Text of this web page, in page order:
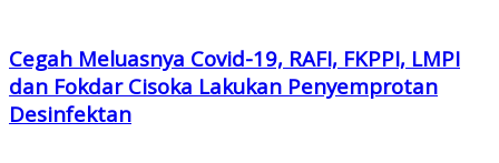
Cegah Meluasnya Covid-19, RAFI, FKPPI, LMPI
dan Fokdar Cisoka Lakukan Penyemprotan
Desinfektan